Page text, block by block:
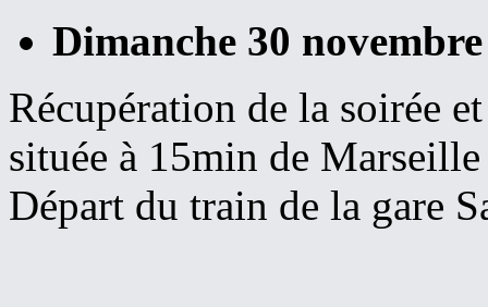
Dimanche 30
Récupération de la soirée
située à 15min de Marseille
Départ du train de la gare